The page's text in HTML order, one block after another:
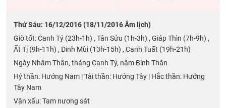
Thứ Sáu: 16/12/2016 (18/11/2016 Âm lịch)
Giờ tốt: Canh Tý (23h-1h) , Tân Sửu (1h-3h) , Giáp Thìn (7h-9h) ,
Ất Tị (9h-11h) , Đinh Mùi (13h-15h) , Canh Tuất (19h-21h)
Ngày Nhâm Thân, tháng Canh Tý, năm Bính Thân
Hỷ thần: Hướng Nam | Tài thần: Hướng Tây | Hắc thần: Hướng
Tây Nam
Vận xấu: Tam nương sát